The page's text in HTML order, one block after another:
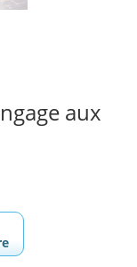
aux